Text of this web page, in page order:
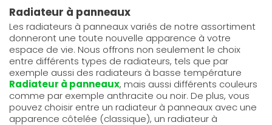
Radiateur à panneaux
Les radiateurs à panneaux variés de notre assortiment
donneront une toute nouvelle apparence à votre
espace de vie. Nous offrons non seulement le choix
entre différents types de radiateurs, tels que par
exemple aussi des radiateurs à basse température
Radiateur à panneaux, mais aussi différents couleurs
comme par exemple anthracite ou noir. De plus, vous
pouvez choisir entre un radiateur à panneaux avec une
apparence côtelée (classique), un radiateur à